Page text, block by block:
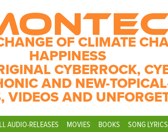
OF CLIMATE
HAPPINESS
CYBERROCK,
AND NEW-
AND
AUDIO-RELEASES MOVIES BOOKS SONG LYRICS